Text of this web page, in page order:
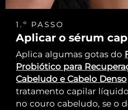
1.º PASSO
Aplicar o sérum
Aplica algumas gotas do
Probiótico para
Cabeludo e Cabelo Denso
tratamento capilar
no couro cabeludo, se o